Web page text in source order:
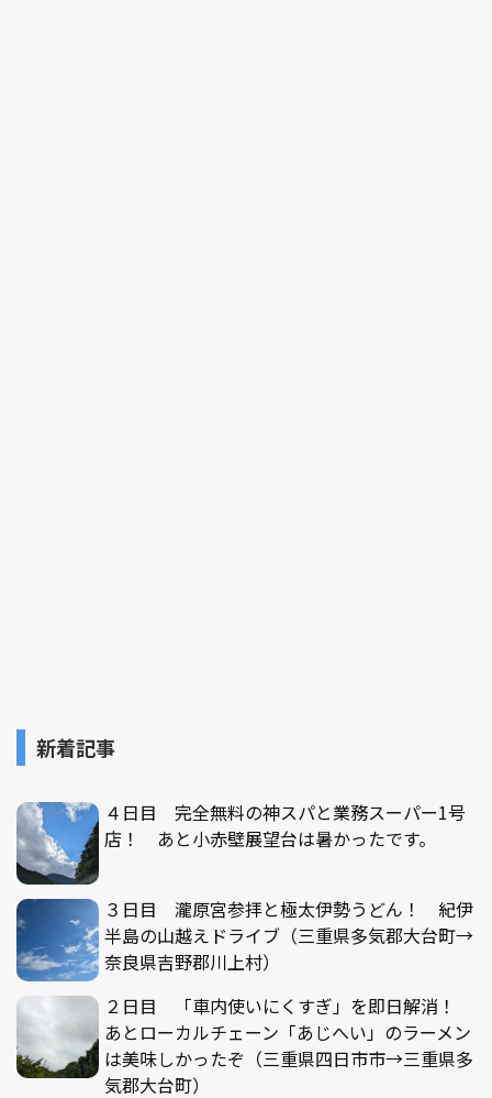
新着記事
４日目 完全無料の神スパと業務スーパー1号
店！ あと小赤壁展望台は暑かったです。
３日目 瀧原宮参拝と極太伊勢うどん！ 紀伊
半島の山越えドライブ（三重県多気郡大台町→
奈良県吉野郡川上村）
２日目 「車内使いにくすぎ」を即日解消！
あとローカルチェーン「あじへい」のラーメン
は美味しかったぞ（三重県四日市市→三重県多
気郡大台町）